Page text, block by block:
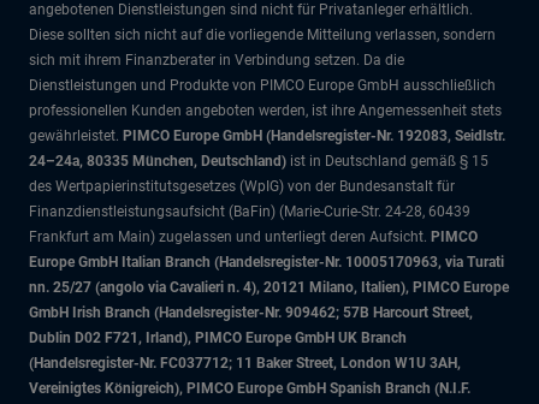
angebotenen Dienstleistungen sind nicht für Privatanleger erhältlich.
Diese sollten sich nicht auf die vorliegende Mitteilung verlassen, sondern
sich mit ihrem Finanzberater in Verbindung setzen. Da die
Dienstleistungen und Produkte von PIMCO Europe GmbH ausschließlich
professionellen Kunden angeboten werden, ist ihre Angemessenheit stets
gewährleistet. PIMCO Europe GmbH (Handelsregister-Nr. 192083, Seidlstr.
24–24a, 80335 München, Deutschland) ist in Deutschland gemäß § 15
des Wertpapierinstitutsgesetzes (WpIG) von der Bundesanstalt für
Finanzdienstleistungsaufsicht (BaFin) (Marie-Curie-Str. 24-28, 60439
Frankfurt am Main) zugelassen und unterliegt deren Aufsicht. PIMCO
Europe GmbH Italian Branch (Handelsregister-Nr. 10005170963, via Turati
nn. 25/27 (angolo via Cavalieri n. 4), 20121 Milano, Italien), PIMCO Europe
GmbH Irish Branch (Handelsregister-Nr. 909462; 57B Harcourt Street,
Dublin D02 F721, Irland), PIMCO Europe GmbH UK Branch
(Handelsregister-Nr. FC037712; 11 Baker Street, London W1U 3AH,
Vereinigtes Königreich), PIMCO Europe GmbH Spanish Branch (N.I.F.